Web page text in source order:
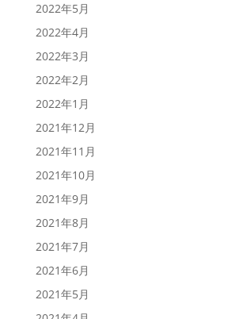
2022年5月
2022年4月
2022年3月
2022年2月
2022年1月
2021年12月
2021年11月
2021年10月
2021年9月
2021年8月
2021年7月
2021年6月
2021年5月